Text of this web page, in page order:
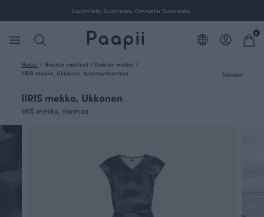
Ilmainen toimitus yli 100 € tilauksille Suomessa.
0
Naiset / Naisten vaatteet / Naisten mekot /
IIRIS mekko, Ukkonen, tummanharmaa
Takaisin
IIRIS mekko, Ukkonen
IIRIS mekko, Harmaa